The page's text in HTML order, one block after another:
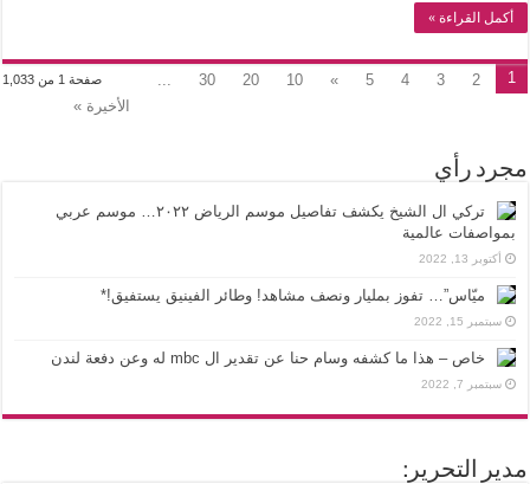
أكمل القراءة »
صفحة 1 من 1,033 1
2
3
4
5
»
10
20
30
...
الأخيرة »
مجرد رأي
تركي ال الشيخ يكشف تفاصيل موسم الرياض ٢٠٢٢… موسم عربي
بمواصفات عالمية
أكتوبر 13, 2022
ميّاس”… تفوز بمليار ونصف مشاهد! وطائر الفينيق يستفيق!*
سبتمبر 15, 2022
خاص – هذا ما كشفه وسام حنا عن تقدير ال mbc له وعن دفعة لندن
سبتمبر 7, 2022
مدير التحرير: